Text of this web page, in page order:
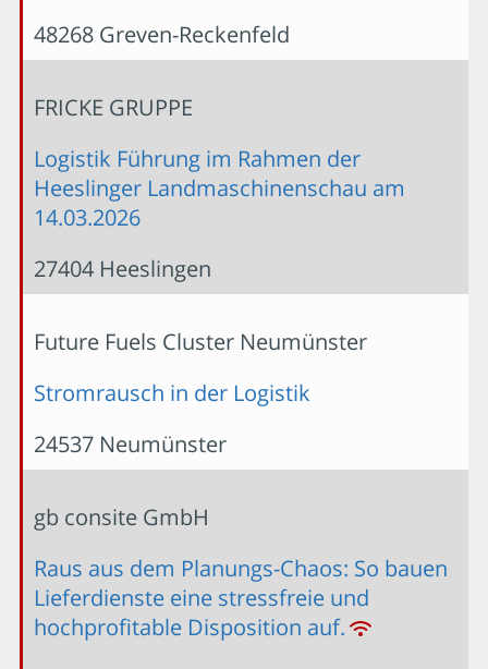
48268 Greven-Reckenfeld
FRICKE GRUPPE
Logistik Führung im Rahmen der
Heeslinger Landmaschinenschau am
14.03.2026
27404 Heeslingen
Future Fuels Cluster Neumünster
Stromrausch in der Logistik
24537 Neumünster
gb consite GmbH
Raus aus dem Planungs-Chaos: So bauen
Lieferdienste eine stressfreie und
hochprofitable Disposition auf.